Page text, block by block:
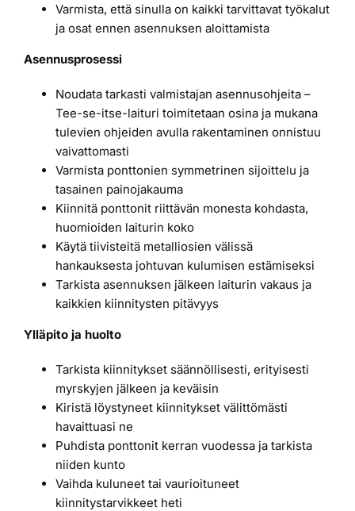
Varmista, että sinulla on kaikki tarvittavat työkalut
ja osat ennen asennuksen aloittamista
Asennusprosessi
Noudata tarkasti valmistajan asennusohjeita –
Tee-se-itse-laituri toimitetaan osina ja mukana
tulevien ohjeiden avulla rakentaminen onnistuu
vaivattomasti
Varmista ponttonien symmetrinen sijoittelu ja
tasainen painojakauma
Kiinnitä ponttonit riittävän monesta kohdasta,
huomioiden laiturin koko
Käytä tiivisteitä metalliosien välissä
hankauksesta johtuvan kulumisen estämiseksi
Tarkista asennuksen jälkeen laiturin vakaus ja
kaikkien kiinnitysten pitävyys
Ylläpito ja huolto
Tarkista kiinnitykset säännöllisesti, erityisesti
myrskyjen jälkeen ja keväisin
Kiristä löystyneet kiinnitykset välittömästi
havaittuasi ne
Puhdista ponttonit kerran vuodessa ja tarkista
niiden kunto
Vaihda kuluneet tai vaurioituneet
kiinnitystarvikkeet heti